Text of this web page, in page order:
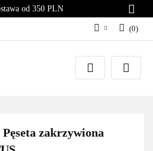
od 350 PLN
Zaloguj się
Załóż konto
(0)
zakrzywiona